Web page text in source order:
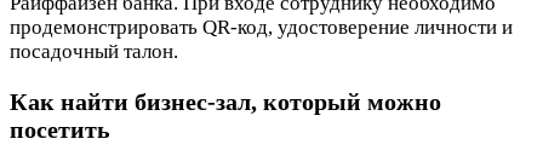
продемонстрировать QR-код, удостоверение личности и
посадочный талон.
Как найти бизнес‑зал, который можно
посетить